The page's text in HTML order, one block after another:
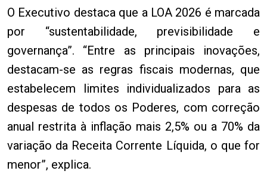
O Executivo destaca que a LOA 2026 é marcada
por “sustentabilidade, previsibilidade e
governança”. “Entre as principais inovações,
destacam-se as regras fiscais modernas, que
estabelecem limites individualizados para as
despesas de todos os Poderes, com correção
anual restrita à inflação mais 2,5% ou a 70% da
variação da Receita Corrente Líquida, o que for
menor”, explica.